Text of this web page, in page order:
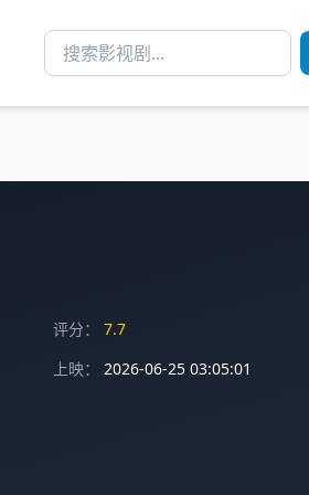
评分：
7.7
上映：
2026-06-25 03:05:01